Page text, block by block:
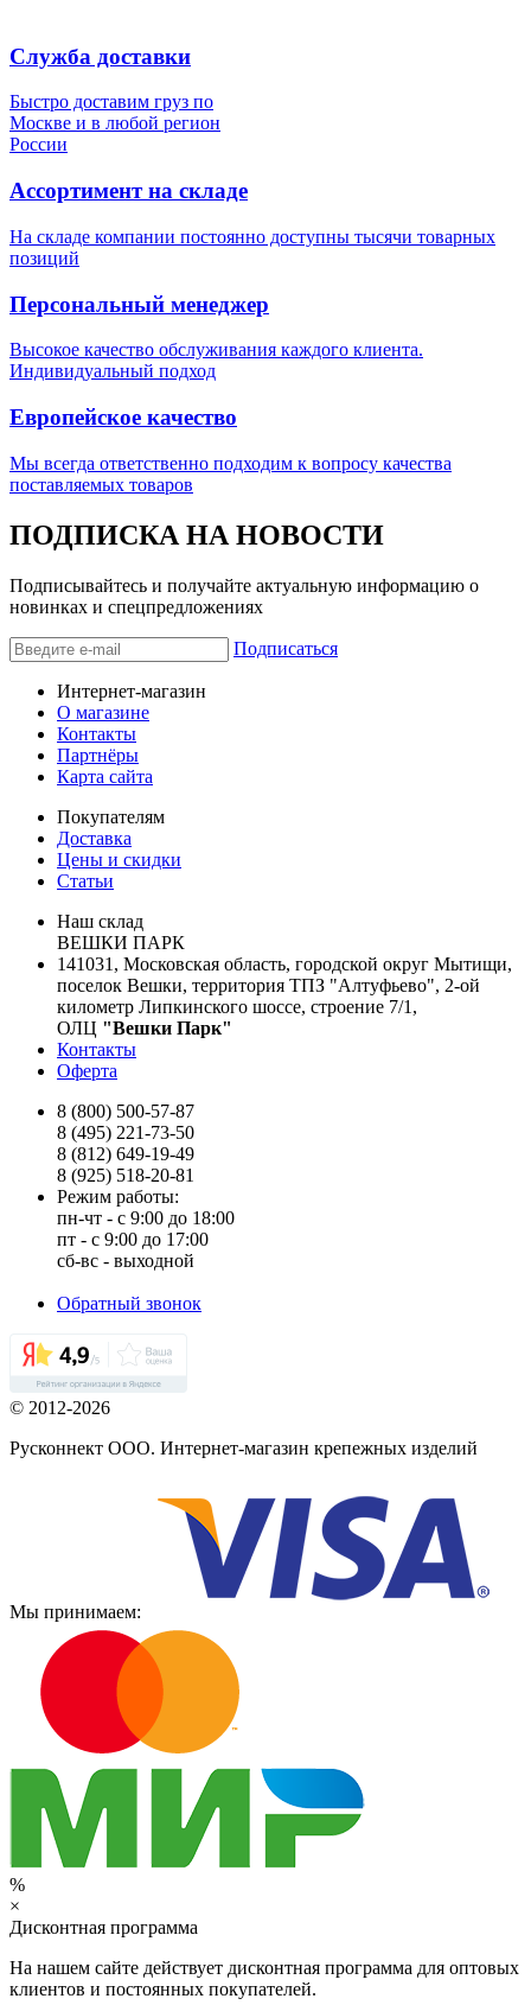
Служба доставки
Быстро доставим груз по
Москве и в любой регион
России
Ассортимент на складе
На складе компании постоянно доступны тысячи товарных
позиций
Персональный менеджер
Высокое качество обслуживания каждого клиента.
Индивидуальный подход
Европейское качество
Мы всегда ответственно подходим к вопросу качества
поставляемых товаров
ПОДПИСКА НА НОВОСТИ
Подписывайтесь и получайте актуальную информацию о
новинках и спецпредложениях
Подписаться
Интернет-магазин
О магазине
Контакты
Партнёры
Карта сайта
Покупателям
Доставка
Цены и скидки
Статьи
Наш склад
ВЕШКИ ПАРК
141031, Московская область, городской округ Мытищи,
поселок Вешки, территория ТПЗ "Алтуфьево", 2-ой
километр Липкинского шоссе, строение 7/1,
ОЛЦ "Вешки Парк"
Контакты
Оферта
8 (800) 500-57-87
8 (495) 221-73-50
8 (812) 649-19-49
8 (925) 518-20-81
Режим работы:
пн-чт - с 9:00 до 18:00
пт - с 9:00 до 17:00
сб-вс - выходной
Обратный звонок
© 2012-2026
Русконнект ООО. Интернет-магазин крепежных изделий
Мы принимаем:
%
×
Дисконтная программа
На нашем сайте действует дисконтная программа для оптовых
клиентов и постоянных покупателей.